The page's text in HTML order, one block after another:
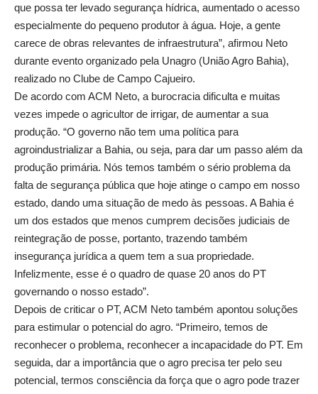
que possa ter levado segurança hídrica, aumentado o acesso
especialmente do pequeno produtor à água. Hoje, a gente
carece de obras relevantes de infraestrutura”, afirmou Neto
durante evento organizado pela Unagro (União Agro Bahia),
realizado no Clube de Campo Cajueiro.
De acordo com ACM Neto, a burocracia dificulta e muitas
vezes impede o agricultor de irrigar, de aumentar a sua
produção. “O governo não tem uma política para
agroindustrializar a Bahia, ou seja, para dar um passo além da
produção primária. Nós temos também o sério problema da
falta de segurança pública que hoje atinge o campo em nosso
estado, dando uma situação de medo às pessoas. A Bahia é
um dos estados que menos cumprem decisões judiciais de
reintegração de posse, portanto, trazendo também
insegurança jurídica a quem tem a sua propriedade.
Infelizmente, esse é o quadro de quase 20 anos do PT
governando o nosso estado”.
Depois de criticar o PT, ACM Neto também apontou soluções
para estimular o potencial do agro. “Primeiro, temos de
reconhecer o problema, reconhecer a incapacidade do PT. Em
seguida, dar a importância que o agro precisa ter pelo seu
potencial, termos consciência da força que o agro pode trazer